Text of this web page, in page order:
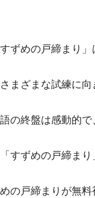
ずめの戸締まり
まざまな試練に向
の終盤は感動的で
「すずめの戸締ま
めの戸締まりが無